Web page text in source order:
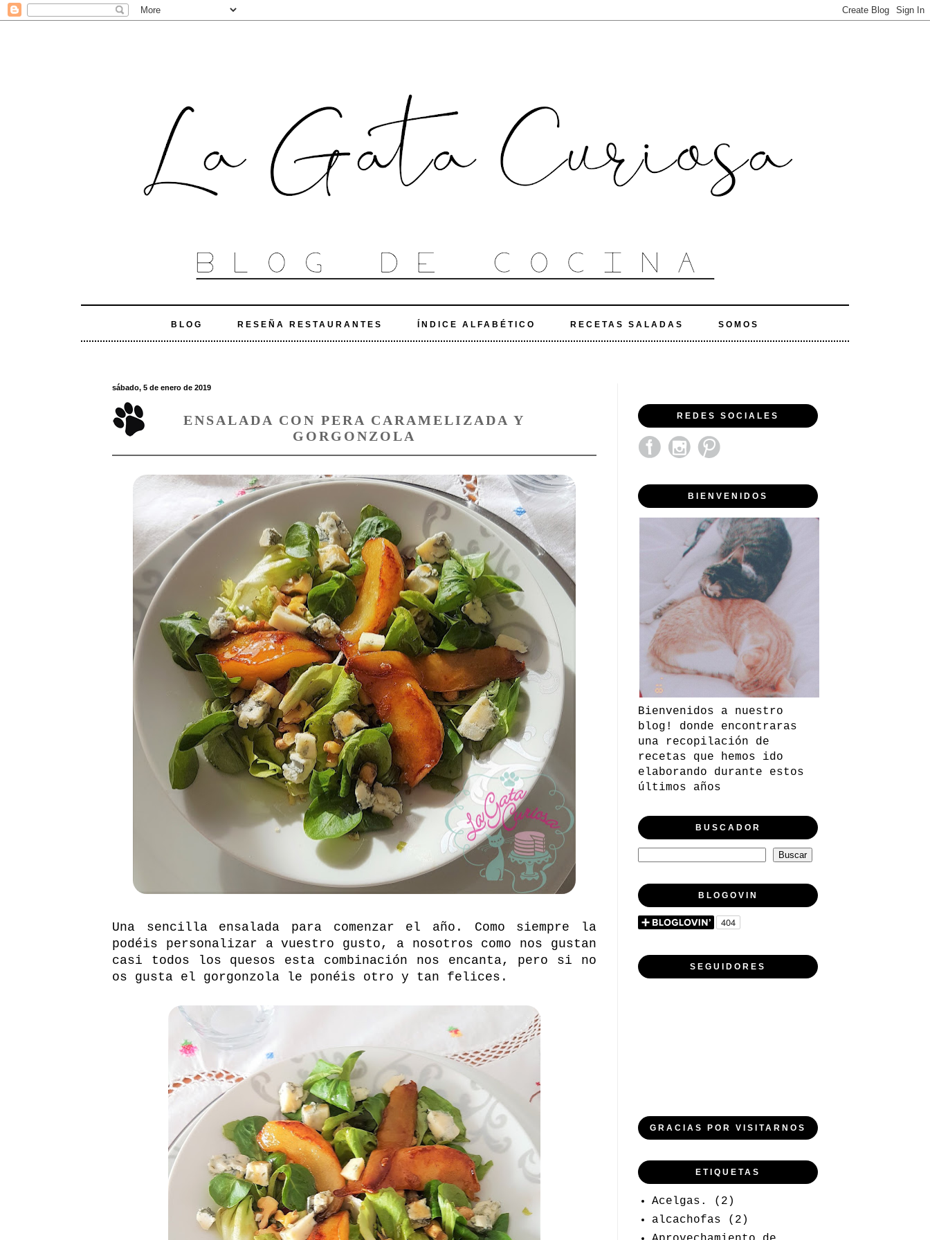
BLOG RESEÑA RESTAURANTES ÍNDICE ALFABÉTICO RECETAS SALADAS SOMOS
sábado, 5 de enero de 2019
ENSALADA CON PERA CARAMELIZADA Y
GORGONZOLA
Una sencilla ensalada para comenzar el año. Como siempre la
podéis personalizar a vuestro gusto, a nosotros como nos gustan
casi todos los quesos esta combinación nos encanta, pero si no
os gusta el gorgonzola le ponéis otro y tan felices.
REDES SOCIALES
BIENVENIDOS
Bienvenidos a nuestro
blog! donde encontraras
una recopilación de
recetas que hemos ido
elaborando durante estos
últimos años
BUSCADOR
BLOGOVIN
SEGUIDORES
GRACIAS POR VISITARNOS
ETIQUETAS
Acelgas.
(2)
alcachofas
(2)